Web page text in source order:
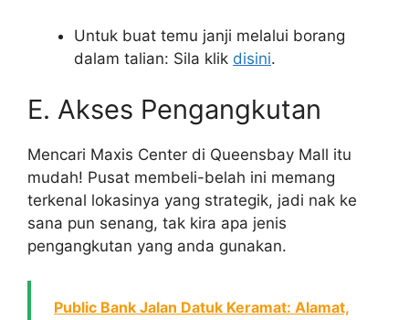
Untuk buat temu janji melalui borang
dalam talian: Sila klik disini.
E. Akses Pengangkutan
Mencari Maxis Center di Queensbay Mall itu
mudah! Pusat membeli-belah ini memang
terkenal lokasinya yang strategik, jadi nak ke
sana pun senang, tak kira apa jenis
pengangkutan yang anda gunakan.
Public Bank Jalan Datuk Keramat: Alamat,